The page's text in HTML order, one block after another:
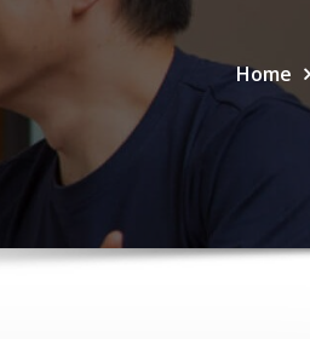
Home